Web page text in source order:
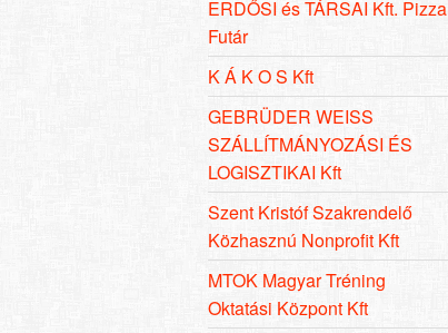
ERDŐSI és TÁRSAI Kft. Pizza
Futár
K Á K O S Kft
GEBRÜDER WEISS
SZÁLLÍTMÁNYOZÁSI ÉS
LOGISZTIKAI Kft
Szent Kristóf Szakrendelő
Közhasznú Nonprofit Kft
MTOK Magyar Tréning
Oktatási Központ Kft